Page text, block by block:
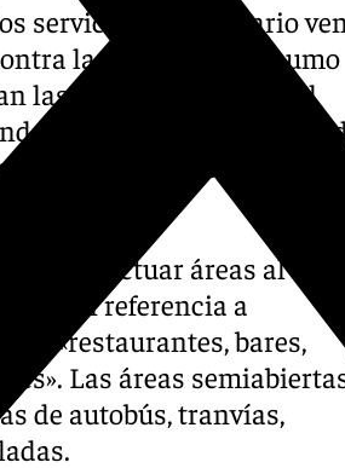
servicios comunitario ven
la exposición al humo
las zonas recreativas al
los niños estén a
parques de
donde actuar áreas al aire
en referencia a
a «restaurantes, bares,
Las áreas
de autobús, tranvías,